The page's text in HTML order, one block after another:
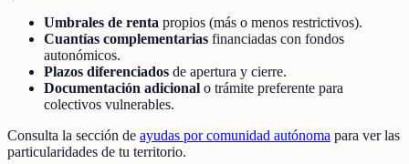
Umbrales de renta propios (más o menos restrictivos).
Cuantías complementarias financiadas con fondos
autonómicos.
Plazos diferenciados de apertura y cierre.
Documentación adicional o trámite preferente para
colectivos vulnerables.
Consulta la sección de ayudas por comunidad autónoma para ver las
particularidades de tu territorio.